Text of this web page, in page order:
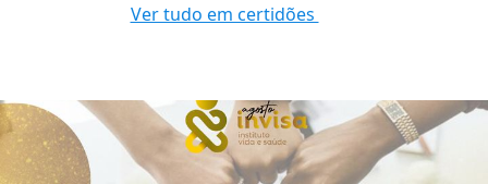
Ver tudo em certidões